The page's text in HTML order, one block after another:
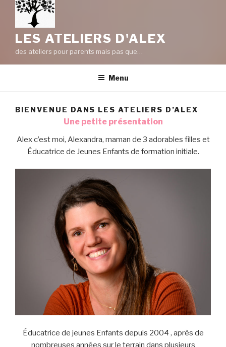
LES ATELIERS D'ALEX
des ateliers pour parents mais pas que…
Menu
BIENVENUE DANS LES ATELIERS D’ALEX
Une petite présentation
Alex c’est moi, Alexandra, maman de 3 adorables filles et
Éducatrice de Jeunes Enfants de formation initiale.
Éducatrice de jeunes Enfants depuis 2004 , après de
nombreuses années sur le terrain dans plusieurs